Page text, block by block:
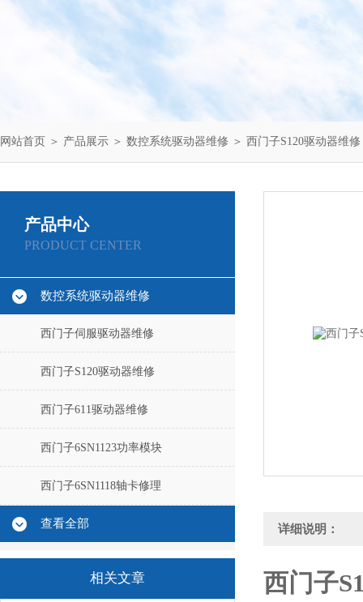
网站首页 ＞ 产品展示 ＞ 数控系统驱动器维修 ＞ 西门子S120驱动器维修
产品中心
PRODUCT CENTER
数控系统驱动器维修
西门子伺服驱动器维修
西门子S120驱动器维修
西门子611驱动器维修
西门子6SN1123功率模块
西门子6SN1118轴卡修理
查看全部
相关文章
详细说明：
西门子